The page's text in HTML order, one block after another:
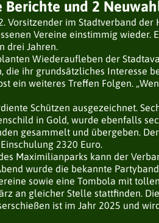
Berichte und 2
im Stadtverband
Vereine einstimmig
drei Jahren.
Wiederaufleben der
ihr grundsätzliches Interesse
ein weiteres Treffen Folgen.
Schützen ausgezeichnet.
in Gold, wurde ebenfalls
gesammelt und übergeben.
2320 Euro.
Maximilianparks kann der
wurde die bekannte
sowie eine Tombola mit
an gleicher Stelle stattfinden.
ist im Jahr 2025 und